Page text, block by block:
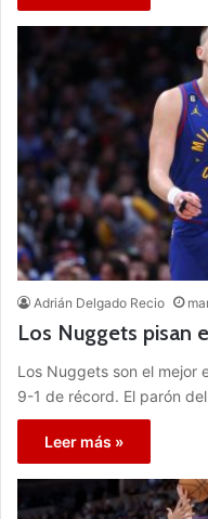
Adrián Delgado Recio
Los Nuggets pisan
Los Nuggets son el mejor
9-1 de récord. El parón
Leer más »